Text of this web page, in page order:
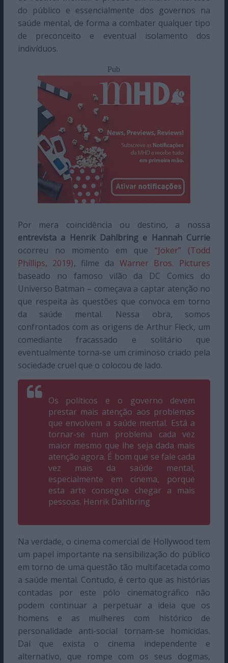
do público e essencialmente dos governos na
saúde mental, de forma a combater qualquer tipo
de preconceito e eventual isolamento dos
indivíduos.
Pub
Por mera coincidência ou destino, a nossa
entrevista a Henrik Dahlbring e Hannah Currie
ocorreu no momento em que“Joker” (Todd
Phillips, 2019), filme da Warner Bros. Pictures
baseado no famoso vilão da DC Comics do
Universo Batman – começava a captar atenção no
que respeita às questões que convoca em torno
da saúde mental. Nessa obra, somos
confrontados com as origens de Arthur Fleck, um
comediante fracassado e solitário que
eventualmente torna-se um criminoso criado pela
sociedade cruel que o colocou de lado.
Os políticos e o governo devem
prestar mais atenção aos problemas
que envolvem a saúde mental. Está a
tornar-se num problema cada vez
maior mesmo que lhe seja dada mais
atenção agora. É bom que se fale cada
vez mais da saúde mental,
especialmente em cinema, porque
esta arte consegue chegar a mais
pessoas. Henrik Dahlbring
Na verdade, o cinema comercial de Hollywood tem
um papel importante na sensibilização do público
em torno de uma questão tão multifacetada como
a saúde mental. Contudo, é certo que as histórias
contadas por este pólo cinematográfico não
podem continuar a perpetuar a ideia que os
homens e as mulheres com histórico de
personalidade anti-social tornam-se homicidas.
Daí que exista o cinema independente e
alternativo, que rompe com os seus dogmas,